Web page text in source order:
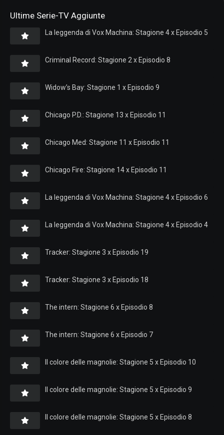
Ultime Serie-TV Aggiunte
La leggenda di Vox Machina: Stagione 4 x Episodio 5
Criminal Record: Stagione 2 x Episodio 8
Widow’s Bay: Stagione 1 x Episodio 9
Chicago P.D.: Stagione 13 x Episodio 11
Chicago Med: Stagione 11 x Episodio 11
Chicago Fire: Stagione 14 x Episodio 11
La leggenda di Vox Machina: Stagione 4 x Episodio 6
La leggenda di Vox Machina: Stagione 4 x Episodio 4
Tracker: Stagione 3 x Episodio 19
Tracker: Stagione 3 x Episodio 18
The intern: Stagione 6 x Episodio 8
The intern: Stagione 6 x Episodio 7
Il colore delle magnolie: Stagione 5 x Episodio 10
Il colore delle magnolie: Stagione 5 x Episodio 9
Il colore delle magnolie: Stagione 5 x Episodio 8